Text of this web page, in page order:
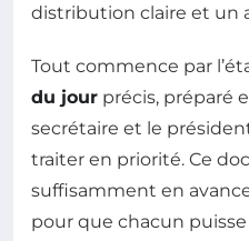
distribution claire et un
Tout commence par
du jour précis, préparé
secrétaire et le
traiter en priorité. Ce
suffisamment en
pour que chacun